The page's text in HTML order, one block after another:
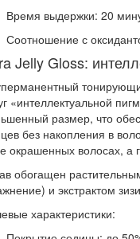
Время выдержки: 20
Соотношение с
Jelly Gloss:
«интеллектуальной
размер, что
без накопления в
окрашенных волосах, а
обогащен
и экстрактом
характеристики: